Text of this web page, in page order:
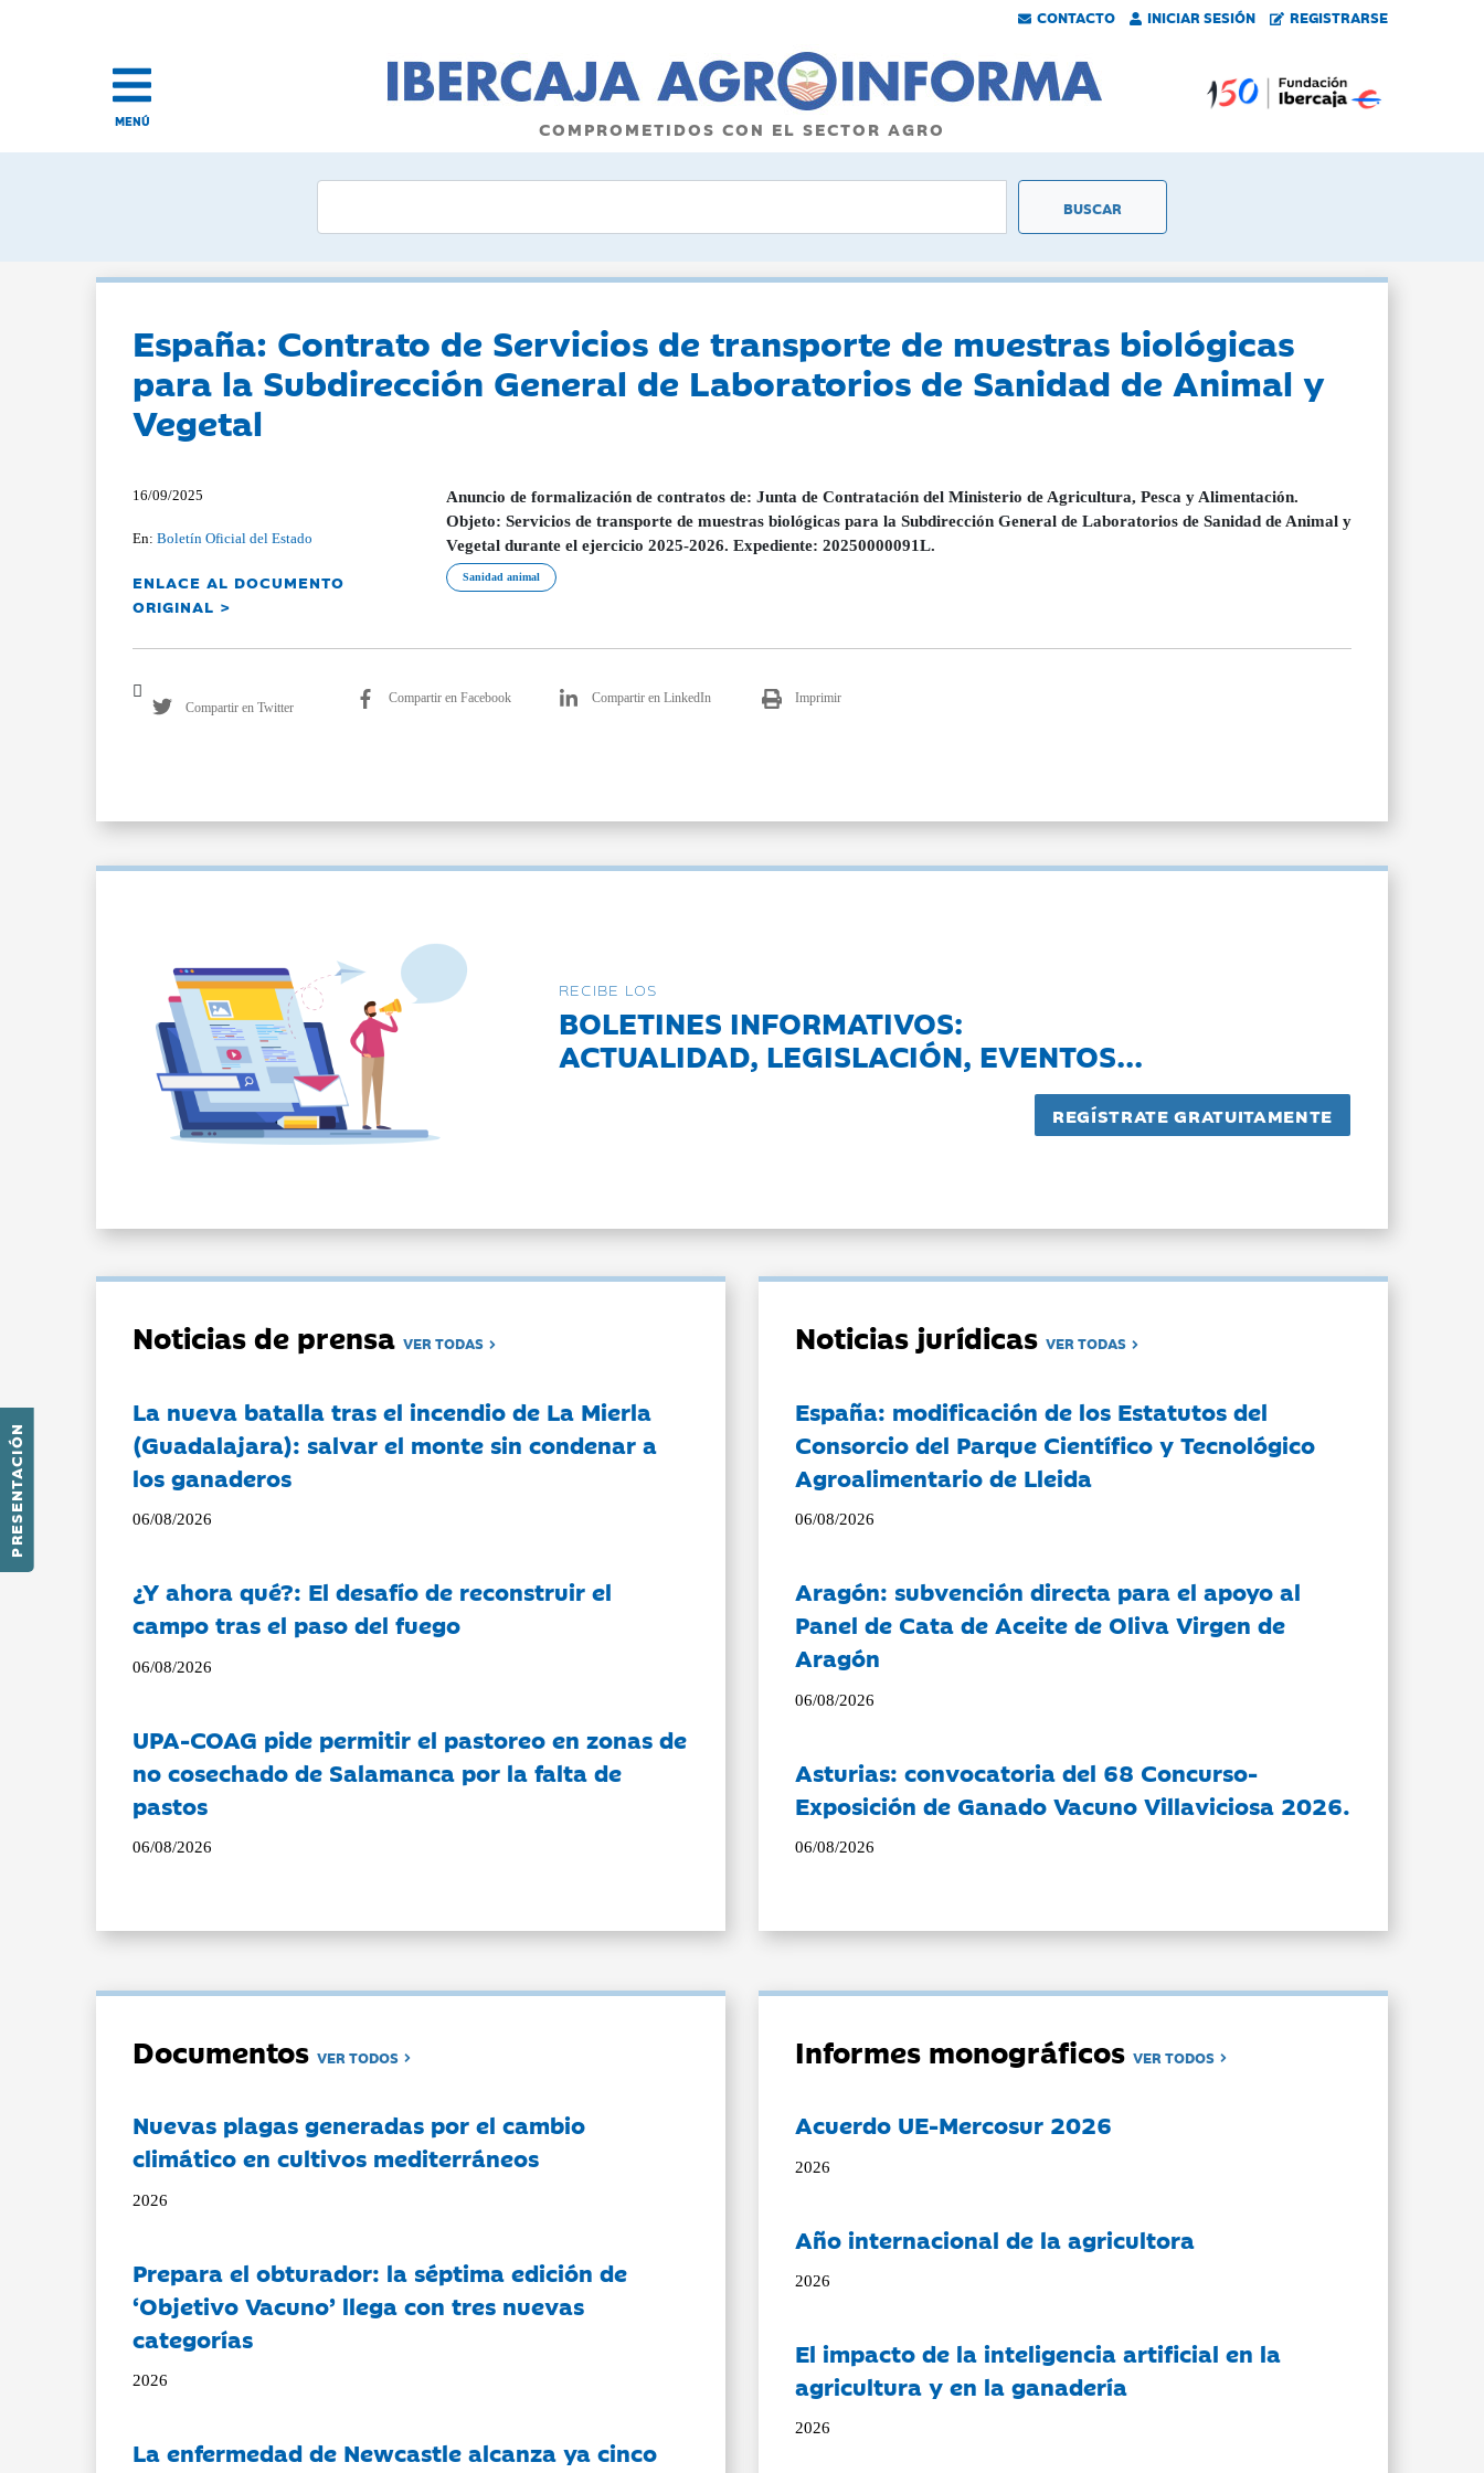
CONTACTO INICIAR SESIÓN REGISTRARSE
PRESENTACIÓN
MENÚ COMPROMETIDOS CON EL SECTOR AGRO
España: Contrato de Servicios de transporte de muestras biológicas
para la Subdirección General de Laboratorios de Sanidad de Animal y
Vegetal
16/09/2025
En:Boletín Oficial del Estado
ENLACE AL DOCUMENTO
ORIGINAL >
Anuncio de formalización de contratos de: Junta de Contratación del Ministerio de Agricultura, Pesca y Alimentación.
Objeto: Servicios de transporte de muestras biológicas para la Subdirección General de Laboratorios de Sanidad de Animal y
Vegetal durante el ejercicio 2025-2026. Expediente: 20250000091L.
Sanidad animal
Compartir en Twitter
Compartir en Facebook Compartir en LinkedIn Imprimir
RECIBE LOS
BOLETINES INFORMATIVOS:
ACTUALIDAD, LEGISLACIÓN, EVENTOS...
Noticias de prensaVER TODAS
La nueva batalla tras el incendio de La Mierla
(Guadalajara): salvar el monte sin condenar a
los ganaderos
06/08/2026
¿Y ahora qué?: El desafío de reconstruir el
campo tras el paso del fuego
06/08/2026
UPA-COAG pide permitir el pastoreo en zonas de
no cosechado de Salamanca por la falta de
pastos
06/08/2026
Noticias jurídicasVER TODAS
España: modificación de los Estatutos del
Consorcio del Parque Científico y Tecnológico
Agroalimentario de Lleida
06/08/2026
Aragón: subvención directa para el apoyo al
Panel de Cata de Aceite de Oliva Virgen de
Aragón
06/08/2026
Asturias: convocatoria del 68 Concurso-
Exposición de Ganado Vacuno Villaviciosa 2026.
06/08/2026
DocumentosVER TODOS
Nuevas plagas generadas por el cambio
climático en cultivos mediterráneos
2026
Prepara el obturador: la séptima edición de
‘Objetivo Vacuno’ llega con tres nuevas
categorías
2026
La enfermedad de Newcastle alcanza ya cinco
Informes monográficosVER TODOS
Acuerdo UE-Mercosur 2026
2026
Año internacional de la agricultora
2026
El impacto de la inteligencia artificial en la
agricultura y en la ganadería
2026